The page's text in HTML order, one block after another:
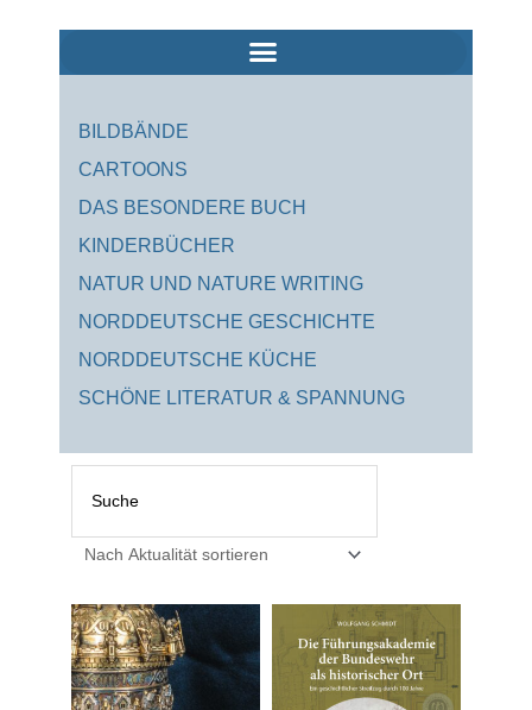
Inhalt
BILDBÄNDE
CARTOONS
DAS BESONDERE BUCH
KINDERBÜCHER
NATUR UND NATURE WRITING
NORDDEUTSCHE GESCHICHTE
NORDDEUTSCHE KÜCHE
SCHÖNE LITERATUR & SPANNUNG